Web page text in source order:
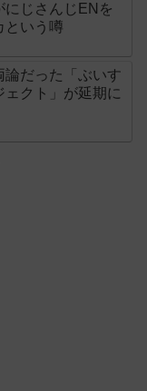
にじさんじENを
という噂
論だった「ぶいす
クト」が延期に